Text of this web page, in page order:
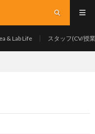
& Lab Life スタッフ(CV/授